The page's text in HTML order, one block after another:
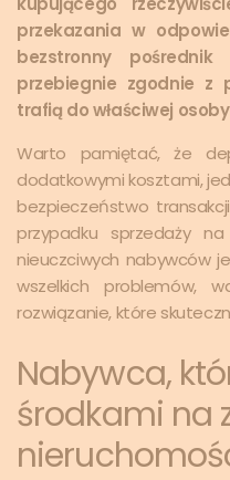
przekazania w
bezstronny
przebiegnie zgodnie z
trafią do właściwej
Warto pamiętać, że
dodatkowymi kosztami,
bezpieczeństwo
przypadku sprzedaży
nieuczciwych nabywców
wszelkich problemów,
rozwiązanie, które
Nabywca,
środkami na